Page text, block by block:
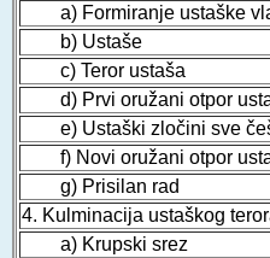
a) Formiranje ustaške
b) Ustaše
c) Teror ustaša
d) Prvi oružani otpor
e) Ustaški zločini sve
f) Novi oružani otpor
g) Prisilan rad
4. Kulminacija ustaškog
a) Krupski srez